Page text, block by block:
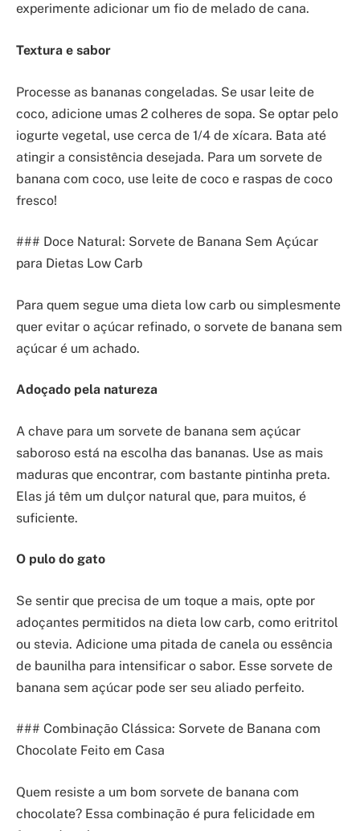
experimente adicionar um fio de melado de cana.
Textura e sabor
Processe as bananas congeladas. Se usar leite de
coco, adicione umas 2 colheres de sopa. Se optar pelo
iogurte vegetal, use cerca de 1/4 de xícara. Bata até
atingir a consistência desejada. Para um sorvete de
banana com coco, use leite de coco e raspas de coco
fresco!
### Doce Natural: Sorvete de Banana Sem Açúcar
para Dietas Low Carb
Para quem segue uma dieta low carb ou simplesmente
quer evitar o açúcar refinado, o sorvete de banana sem
açúcar é um achado.
Adoçado pela natureza
A chave para um sorvete de banana sem açúcar
saboroso está na escolha das bananas. Use as mais
maduras que encontrar, com bastante pintinha preta.
Elas já têm um dulçor natural que, para muitos, é
suficiente.
O pulo do gato
Se sentir que precisa de um toque a mais, opte por
adoçantes permitidos na dieta low carb, como eritritol
ou stevia. Adicione uma pitada de canela ou essência
de baunilha para intensificar o sabor. Esse sorvete de
banana sem açúcar pode ser seu aliado perfeito.
### Combinação Clássica: Sorvete de Banana com
Chocolate Feito em Casa
Quem resiste a um bom sorvete de banana com
chocolate? Essa combinação é pura felicidade em